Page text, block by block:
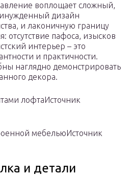
воплощает сложный,
дизайн
и лаконичную границу
отсутствие пафоса, изысков
интерьер – это
и практичности.
наглядно демонстрировать
декора.
лофтаИсточник
мебельюИсточник
и детали